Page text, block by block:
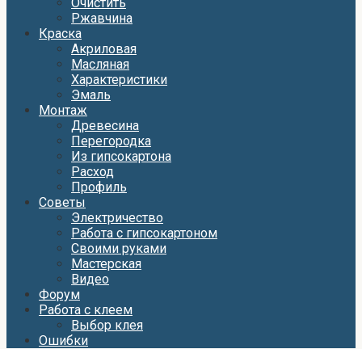
Ржавчина
Краска
Акриловая
Масляная
Характеристики
Эмаль
Монтаж
Древесина
Перегородка
Из гипсокартона
Расход
Профиль
Советы
Электричество
Работа с гипсокартоном
Своими руками
Мастерская
Видео
Форум
Работа с клеем
Выбор клея
Ошибки